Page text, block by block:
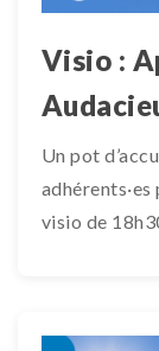
Visio :
Un pot
visio de